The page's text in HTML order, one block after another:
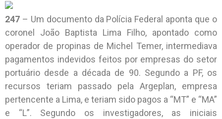
247 – Um documento da Polícia Federal aponta que o
coronel João Baptista Lima Filho, apontado como
operador de propinas de Michel Temer, intermediava
pagamentos indevidos feitos por empresas do setor
portuário desde a década de 90. Segundo a PF, os
recursos teriam passado pela Argeplan, empresa
pertencente a Lima, e teriam sido pagos a “MT” e “MA”
e “L”. Segundo os investigadores, as iniciais